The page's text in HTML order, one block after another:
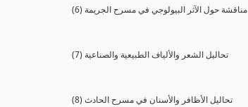
(6) مناقشة حول الآثر البيولوجي في مسرح الجريمة
(7) تحاليل الشعر والألياف الطبيعية والصناعية
(8) تحاليل الأظافر والأسنان في مسرح الحادث